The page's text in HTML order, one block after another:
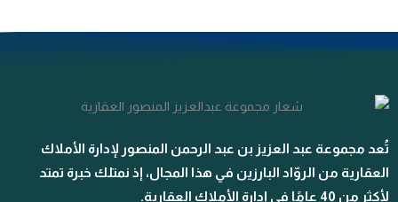
تُعد مجموعة عبد العزيز بن عبد الرحمن المنصور لإدارة الأملاك
العقارية من الروّاد البارزين في هذا المجال، إذ نمتلك خبرة تمتد
لأكثر من 40 عامًا في إدارة الأملاك العقارية.